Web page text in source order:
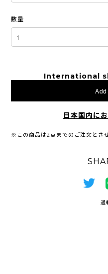
数量
International
日本国内に
※この商品は2点までのご注文とさ
通